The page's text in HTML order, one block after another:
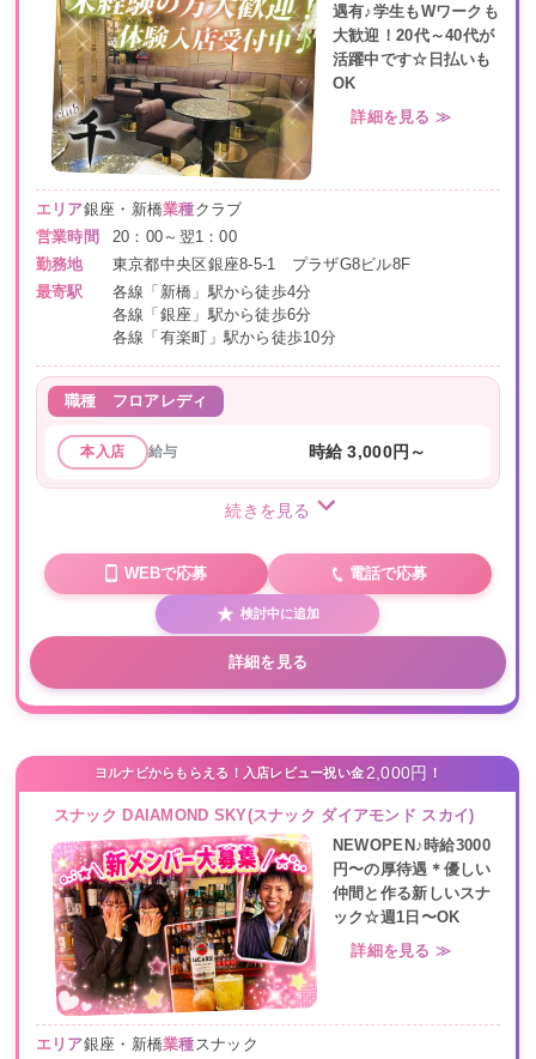
遇有♪学生もWワークも
大歓迎！20代～40代が
活躍中です☆日払いも
OK
詳細を見る ≫
エリア銀座・新橋業種クラブ
営業時間
20：00～翌1：00
勤務地
東京都中央区銀座8-5-1 プラザG8ビル8F
最寄駅
各線「新橋」駅から徒歩4分
各線「銀座」駅から徒歩6分
各線「有楽町」駅から徒歩10分
職種 フロアレディ
本入店 給与 時給 3,000円～
続きを見る
WEBで応募 電話で応募
検討中に追加
詳細を見る
ヨルナビからもらえる！入店レビュー祝い金 2,000円 ！
スナック DAIAMOND SKY(スナック ダイアモンド スカイ)
NEWOPEN♪時給3000
円〜の厚待遇＊優しい
仲間と作る新しいスナ
ック☆週1日〜OK
詳細を見る ≫
エリア銀座・新橋業種スナック